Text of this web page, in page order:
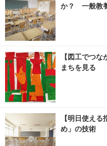
か？ 一般教
【図工でつな
まちを見る
【明日使え
め」の技術